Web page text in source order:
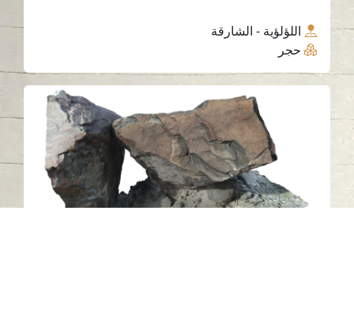
اللؤلؤية - الشارقة
حجر